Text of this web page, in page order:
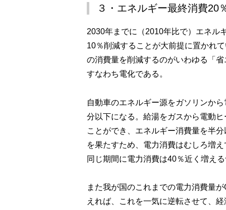
３・エネルギー最終消費20
2030年までに（2010年比で）エネル
10％削減することが大前提に置かれ
の消費量を削減するのがいわゆる「
すなわち電化である。
自動車のエネルギー源をガソリンか
分以下になる。給湯をガスから電動
ことができ、エネルギー消費量を半
を果たすため、電力消費はむしろ増
同じ期間に電力消費は40％近く増える
また我が国のこれまでの電力消費量
えれば、これを一気に逆転させて、